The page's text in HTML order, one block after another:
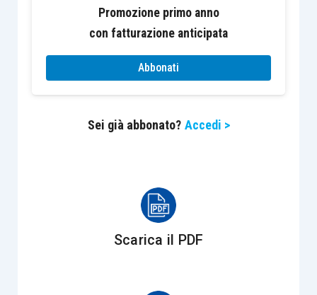
Israele , ed è conforme all’
par. 2, della XIII Direttiva
, secondo cui “
concessione da parte degli Stati terzi di vantaggi
articolo 3, par. 2 – che “il rimborso non può essere
Sul punto, l’Amministrazione finanziaria ha
precisato che la
condizione di reciprocità
Promozione primo anno
con fatturazione anticipata
Abbonati
Sei già abbonato? Accedi >
Scarica il PDF